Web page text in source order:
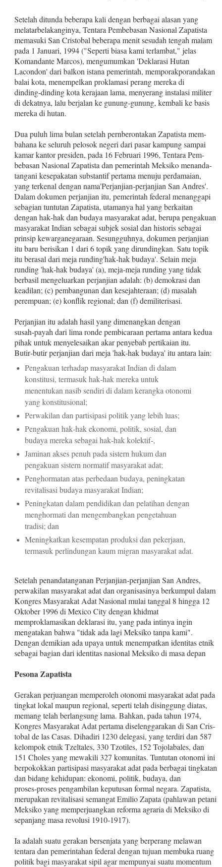
Setelah ditunda beberapa kali dengan berbagai alasan yang
melatarbelakanginya, Tentara Pembebasan Nasional Zapatista
memasuki San Cristobal beberapa menit sesudah tengah malam
pada 1 Januari, 1994 ("Seperti biasa kami ter­lambat," jelas
Komandante Marcos), mengumumkan 'Deklarasi Hutan
Lacondon' dari balkon istana pemerintah, memporak­porandakan
balai kota, menempelkan proklamasi perang mereka di
dinding‑dinding kota kerajaan lama, menyerang instalasi mili­ter
di dekatnya, lalu berjalan ke gunung‑gunung, kembali ke basis
mereka di hutan.
Dua puluh lima bulan setelah pernberontakan Zapatista mem­
bahana ke seluruh pelosok negeri dari pasar kampung sampai
kamar kantor presiden, pada 16 Februari 1996, Tentara Pem­
bebasan Nasional Zapatista dan pemerintah Meksiko menanda­
tangani kesepakatan substantif pertama menuju perdamaian,
yang terkenal dengan nama'Perjanjian‑perjanjian San Andres'.
Dalam dokumen perjanjian itu, pemerintah federal menanggapi
sebagian tuntutan Zapatista, utamanya hal yang berkaitan
dengan hak‑hak dan budaya masyarakat adat, berupa pengakuan
masya­rakat Indian sebagai subjek sosial dan historis sebagai
prinsip kewarganegaraan. Sesungguhnya, dokumen perjanjian
itu baru berisikan 1 dari 6 topik yang dirundingkan. Satu topik
itu berasal dari meja runding'hak‑hak budaya'. Selain meja
runding 'hak‑hak budaya' (a), meja‑meja runding yang tidak
berbasil mengeluarkan perjanjian adalah: (b) demokrasi dan
keadilan; (c) pembangunan dan kesejahteraan; (d) masalah
perempuan; (e) konflik regional; dan (f) demiliterisasi.
Perjanjian itu adalah hasil yang dimenangkan dengan
susah‑payah dari lima ronde pembicaraan pertama antara kedua
pihak untuk menyelesaikan akar penyebab pertikaian itu.
Butir‑butir perjanjian dari meja 'hak‑hak budaya' itu antara lain:
Pengakuan terhadap masyarakat Indian di dalam
konstitusi, termasuk hak‑hak mereka untuk
menentukan nasib sendiri di dalam kerangka otonomi
yang konstitusional;
Perwakilan dan partisipasi politik yang lebih luas;
Pengakuan hak‑hak ekonomi, politik, sosial, dan
budaya mereka sebagai hak‑hak kolektif‑,
Jaminan akses penuh pada sistern hukum dan
pengakuan sistern normatif masyarakat adat;
Penghormatan atas perbedaan budaya, peningkatan
revitalisasi budaya masyarakat Indian;
Peningkatan dalam pendidikan dan pelatihan dengan
menghormati dan mengembangkan pengetahuan
tradisi; dan
Meningkatkan kesempatan produksi dan pekerjaan,
termasuk perlindungan kaum migran masyarakat adat.
Setelah penandatanganan Perjanjian‑perjanjian San An­dres,
perwakilan masyarakat adat dan organisasinya ber­kumpul dalam
Kongres Masyarakat Adat Nasional mulai tanggal 8 hingga 12
Oktober 1996 di Mexico City dengan khidmat
memproklamasikan deklarasi itu, yang pada inti­nya ingin
mengatakan bahwa "tidak ada lagi Meksiko tanpa kami".
Dengan demikian ada upaya untuk menempatkan identitas etnik
sebagai bagian dari identitas nasional Meksiko di masa depan
Pesona Zapatista
Gerakan perjuangan memperoleh otonomi masyarakat adat pada
tingkat lokal maupun regional, seperti telah disinggung diatas,
memang telah berlangsung lama. Bahkan, pada tahun 1974,
Kongres Masyarakat Adat pertama diselenggarakan di San Cris­
tobal de las Casas. Dihadiri 1230 delegasi, yang terdiri dan 587
kelompok etnik Tzeltales, 330 Tzotiles, 152 Tojolabales, dan
151 Choles yang mewakili 327 komunitas. Tuntutan otonomi ini
ber­pokokkan partisipasi masyarakat adat pada berbagai tingkatan
dan bidang kehidupan: ekonomi, politik, budaya, dan
proses‑pro­ses pengambilan keputusan formal negara. Zapatista,
merupakan revitalisasi semangat Emilio Zapata (pahlawan petani
Meksiko yang memperjuangkan reforma agraria di Meksiko di
sepanjang masa revolusi 1910‑1917).
Ia adalah suatu gerakan bersenjata yang berperang melawan
tentara dan pemerintahan federal dengan tujuan membuka ruang
politik bagi masyarakat sipil agar mempunyai suatu momentum